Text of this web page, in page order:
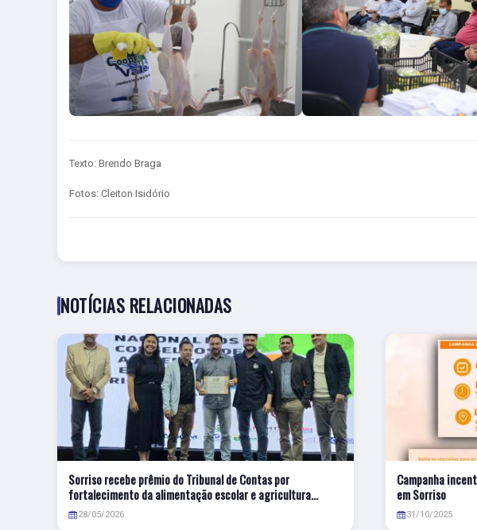
Texto: Brendo Braga
Fotos: Cleiton Isidório
NOTÍCIAS RELACIONADAS
Sorriso recebe prêmio do Tribunal de Contas por
fortalecimento da alimentação escolar e agricultura
familiar
28/05/2026
Campanha
em Sorriso
31/10/2025